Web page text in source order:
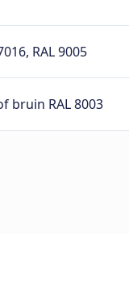
RAL 9005
bruin RAL 8003